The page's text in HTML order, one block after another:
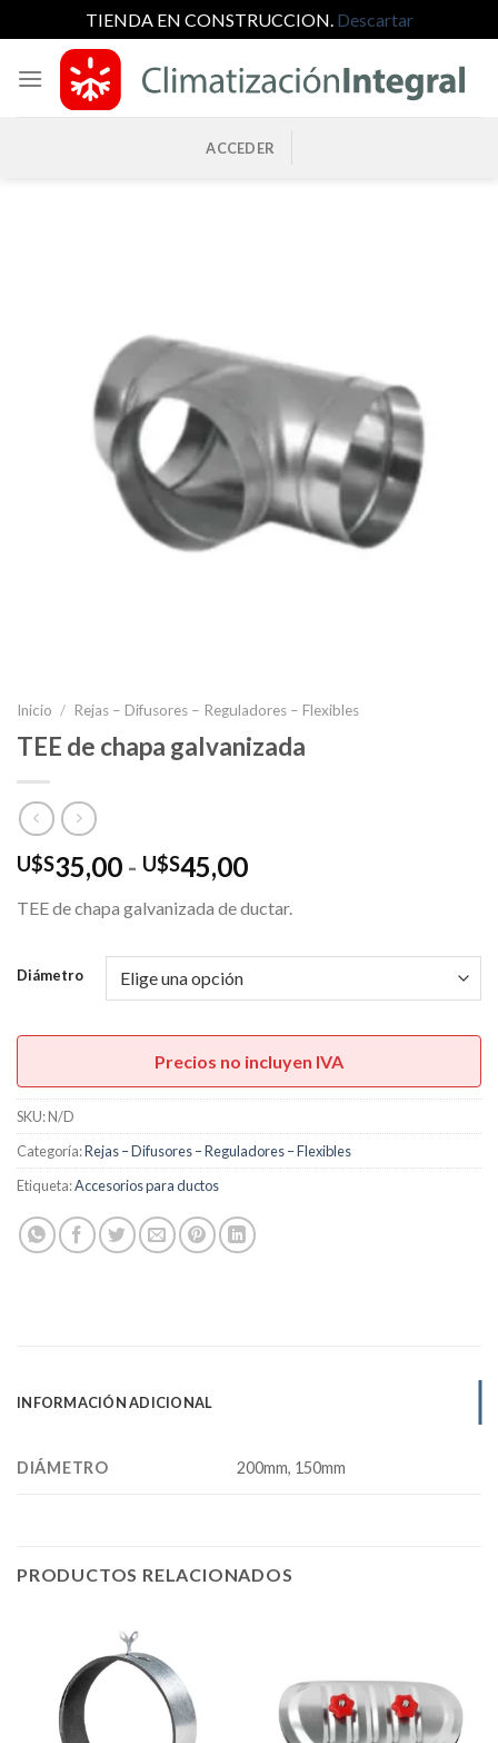
TIENDA EN CONSTRUCCION. Descartar
contenido
ACCEDER
Inicio / Rejas – Difusores – Reguladores – Flexibles
TEE de chapa galvanizada
U$S35,00 - U$S45,00Rango
precios:
hasta
TEE de chapa galvanizada de ductar.
Diámetro
Precios no incluyen IVA
SKU:N/D
Categoría:Rejas – Difusores – Reguladores – Flexibles
Etiqueta:Accesorios para ductos
INFORMACIÓN ADICIONAL
DIÁMETRO 200mm, 150mm
PRODUCTOS RELACIONADOS